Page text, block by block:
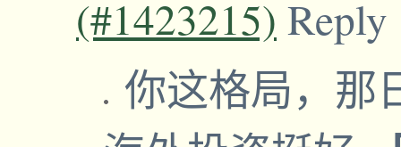
(#1423215) Reply
你这格局，那